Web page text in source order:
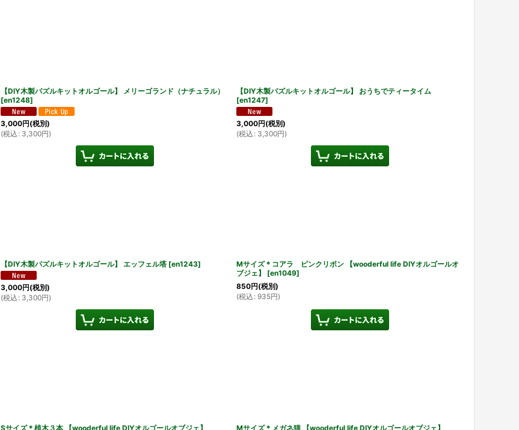
【DIY木製パズルキットオルゴール】 メリーゴランド（ナチュラル）
[en1248]
3,000円(税別)
(税込 : 3,300円)
【DIY木製パズルキットオルゴール】 おうちでティータイム
[en1247]
3,000円(税別)
(税込 : 3,300円)
【DIY木製パズルキットオルゴール】 エッフェル塔 [en1243]
3,000円(税別)
(税込 : 3,300円)
Mサイズ＊コアラ ピンクリボン 【wooderful life DIYオルゴールオ
ブジェ】
[en1049]
850円(税別)
(税込 : 935円)
Sサイズ＊植木３本 【wooderful life DIYオルゴールオブジェ】 Mサイズ＊メガネ猫 【wooderful life DIYオルゴールオブジェ】